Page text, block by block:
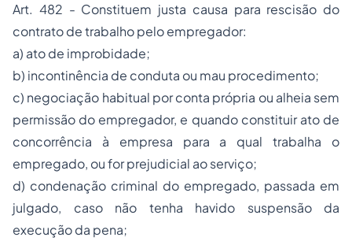
Art. 482 - Constituem justa causa para rescisão do
contrato de trabalho pelo empregador:
a) ato de improbidade;
b) incontinência de conduta ou mau procedimento;
c) negociação habitual por conta própria ou alheia sem
permissão do empregador, e quando constituir ato de
concorrência à empresa para a qual trabalha o
empregado, ou for prejudicial ao serviço;
d) condenação criminal do empregado, passada em
julgado, caso não tenha havido suspensão da
execução da pena;